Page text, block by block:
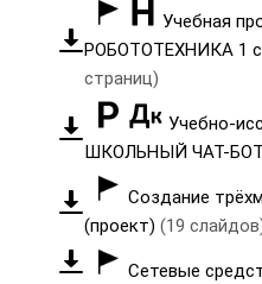
Учебная
РОБОТОТЕХНИКА 1
страниц)
Учебно-
ШКОЛЬНЫЙ ЧАТ-БОТ
Создание
(проект) (19
Сетевые